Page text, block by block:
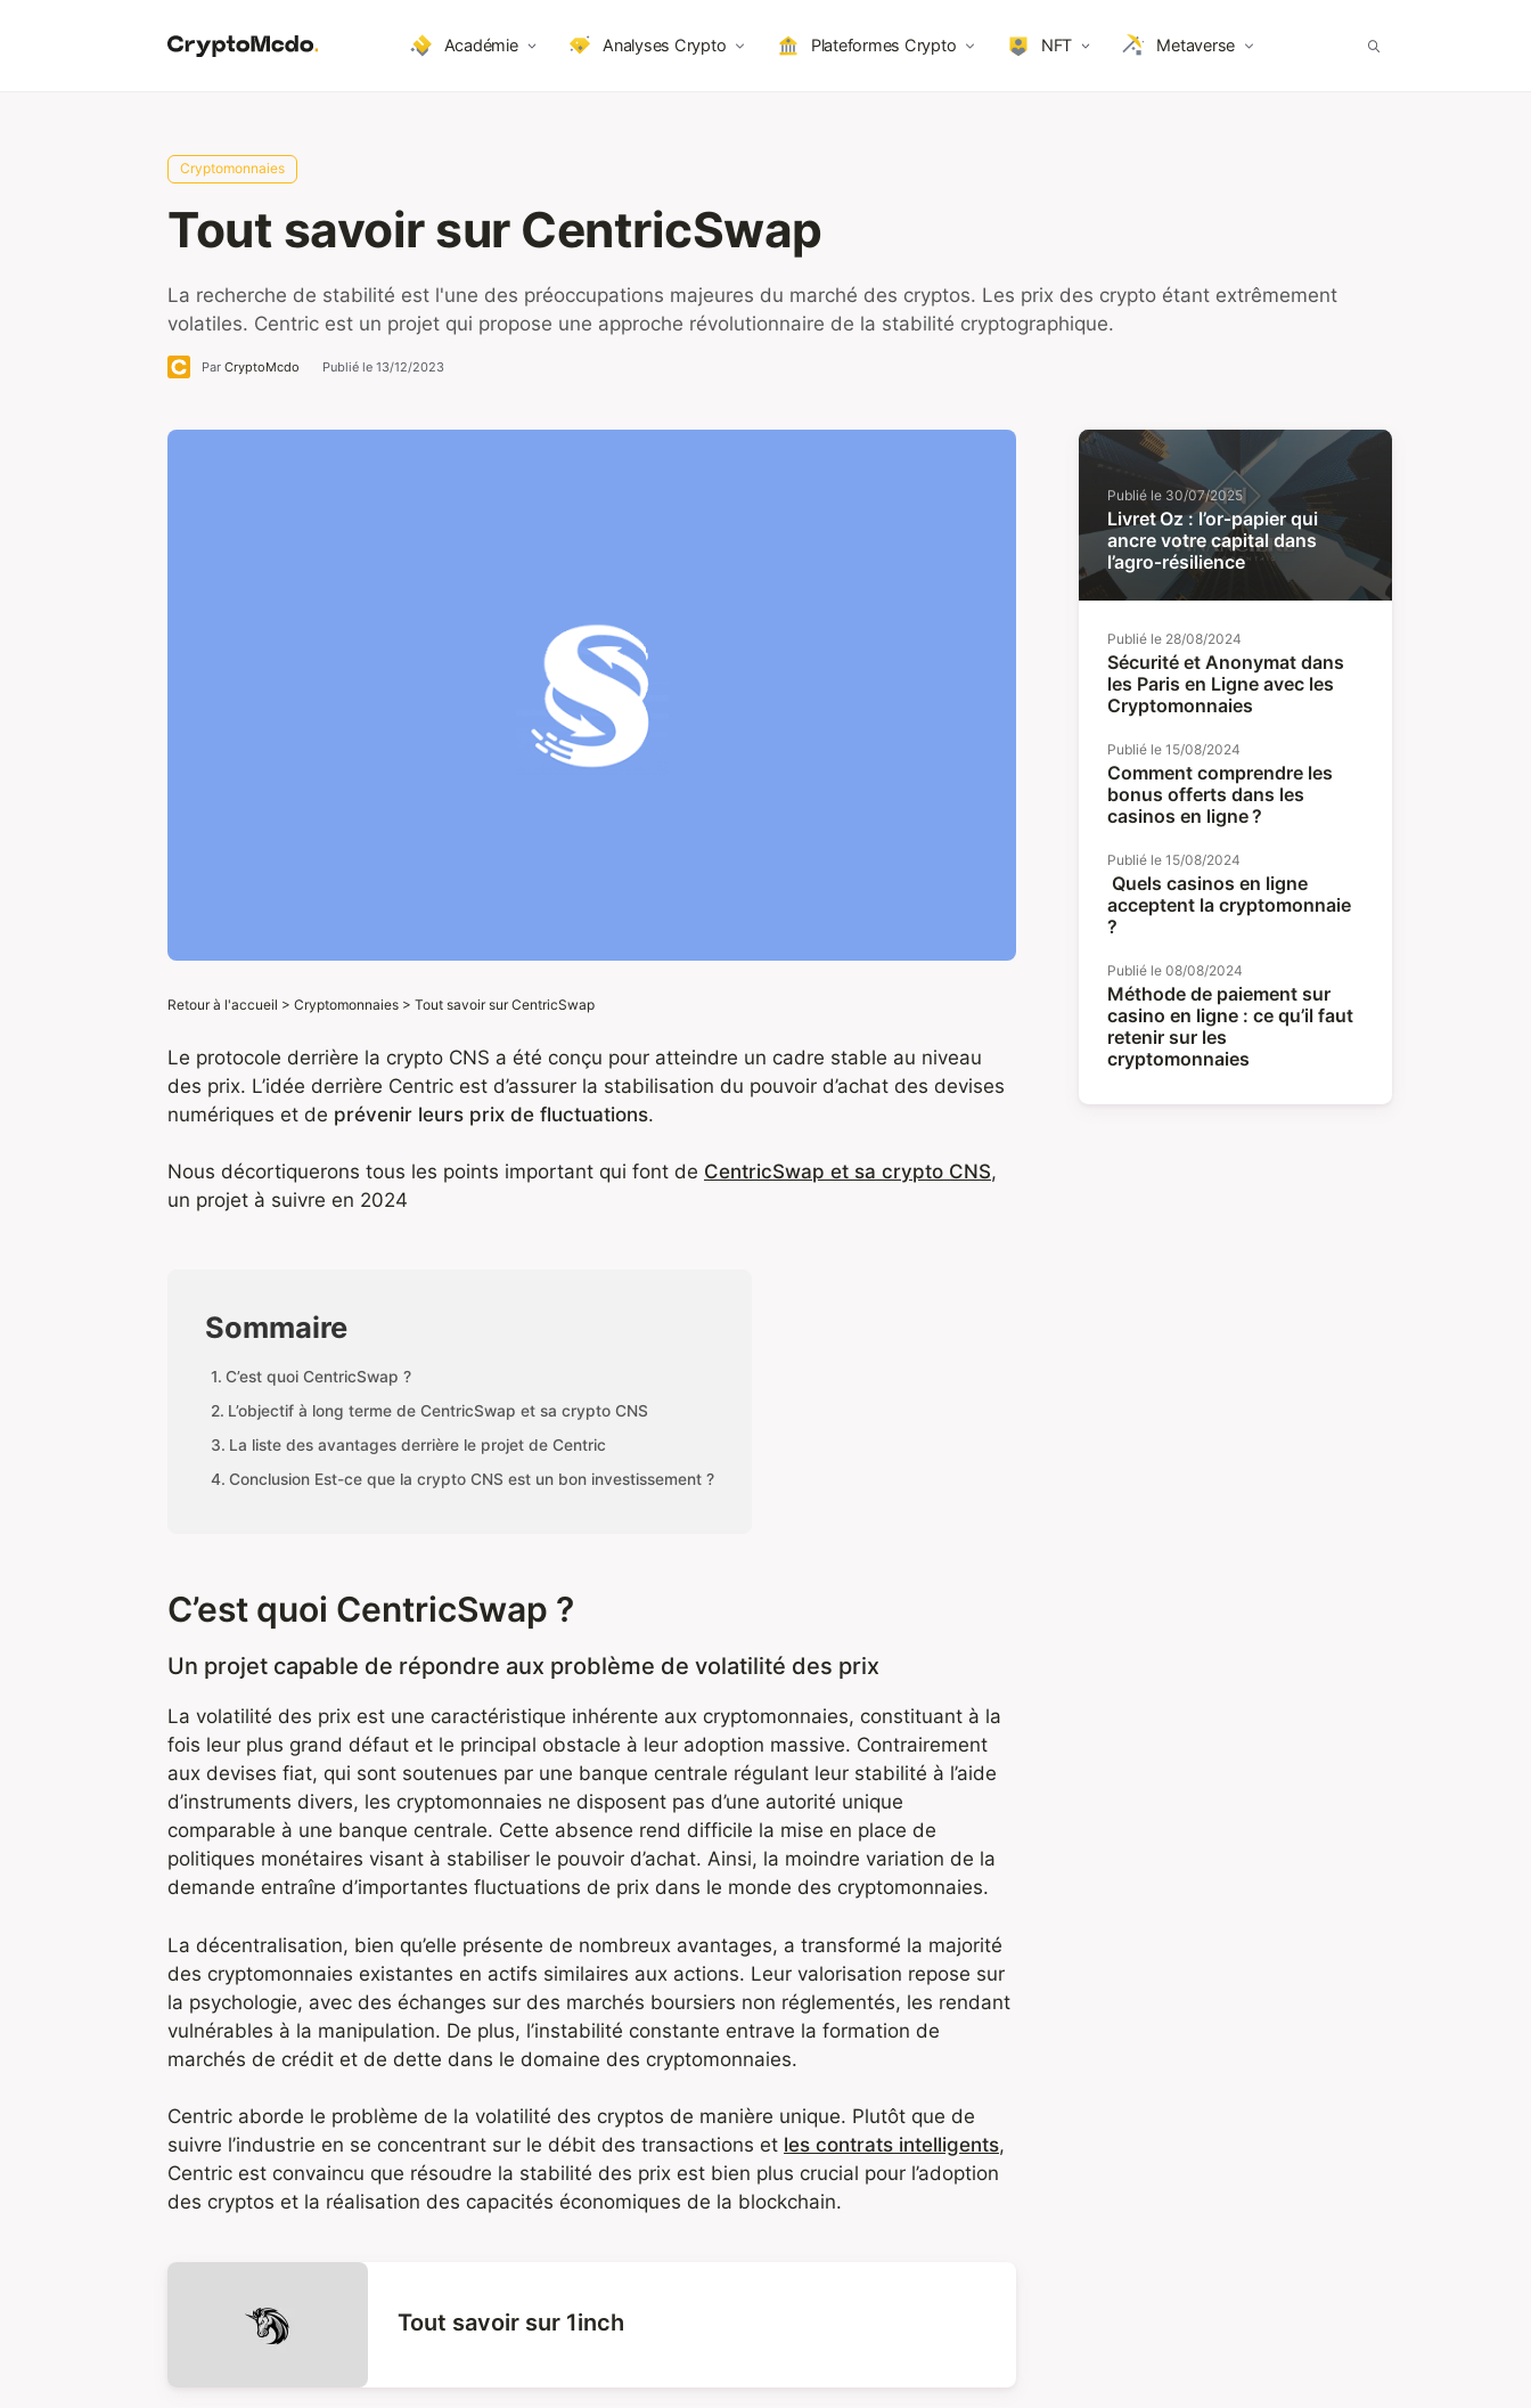
Académie Analyses Crypto Plateformes Crypto NFT Metaverse
Cryptomonnaies
Tout savoir sur CentricSwap
La recherche de stabilité est l'une des préoccupations majeures du marché des cryptos. Les prix des crypto étant extrêmement
volatiles. Centric est un projet qui propose une approche révolutionnaire de la stabilité cryptographique.
Par CryptoMcdo Publié le 13/12/2023
Retour à l'accueil > Cryptomonnaies > Tout savoir sur CentricSwap
Le protocole derrière la crypto CNS a été conçu pour atteindre un cadre stable au niveau
des prix. L’idée derrière Centric est d’assurer la stabilisation du pouvoir d’achat des devises
numériques et de prévenir leurs prix de fluctuations.
Nous décortiquerons tous les points important qui font de CentricSwap et sa crypto CNS,
un projet à suivre en 2024
Sommaire
C’est quoi CentricSwap ?
L’objectif à long terme de CentricSwap et sa crypto CNS
La liste des avantages derrière le projet de Centric
Conclusion Est-ce que la crypto CNS est un bon investissement ?
C’est quoi CentricSwap ?
Un projet capable de répondre aux problème de volatilité des prix
La volatilité des prix est une caractéristique inhérente aux cryptomonnaies, constituant à la
fois leur plus grand défaut et le principal obstacle à leur adoption massive. Contrairement
aux devises fiat, qui sont soutenues par une banque centrale régulant leur stabilité à l’aide
d’instruments divers, les cryptomonnaies ne disposent pas d’une autorité unique
comparable à une banque centrale. Cette absence rend difficile la mise en place de
politiques monétaires visant à stabiliser le pouvoir d’achat. Ainsi, la moindre variation de la
demande entraîne d’importantes fluctuations de prix dans le monde des cryptomonnaies.
La décentralisation, bien qu’elle présente de nombreux avantages, a transformé la majorité
des cryptomonnaies existantes en actifs similaires aux actions. Leur valorisation repose sur
la psychologie, avec des échanges sur des marchés boursiers non réglementés, les rendant
vulnérables à la manipulation. De plus, l’instabilité constante entrave la formation de
marchés de crédit et de dette dans le domaine des cryptomonnaies.
Centric aborde le problème de la volatilité des cryptos de manière unique. Plutôt que de
suivre l’industrie en se concentrant sur le débit des transactions et les contrats intelligents,
Centric est convaincu que résoudre la stabilité des prix est bien plus crucial pour l’adoption
des cryptos et la réalisation des capacités économiques de la blockchain.
Tout savoir sur 1inch
Publié le 30/07/2025
Livret Oz : l’or‑papier qui
ancre votre capital dans
l’agro‑résilience
Publié le 28/08/2024
Sécurité et Anonymat dans
les Paris en Ligne avec les
Cryptomonnaies
Publié le 15/08/2024
Comment comprendre les
bonus offerts dans les
casinos en ligne ?
Publié le 15/08/2024
Quels casinos en ligne
acceptent la cryptomonnaie
?
Publié le 08/08/2024
Méthode de paiement sur
casino en ligne : ce qu’il faut
retenir sur les
cryptomonnaies